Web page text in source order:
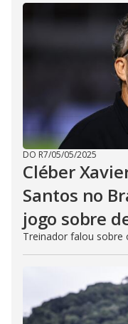
DO R7/05/05/2025
Cléber
Santos no
jogo sobre
Treinador falou